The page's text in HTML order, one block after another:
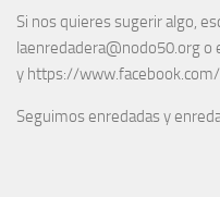
Si nos quieres sugerir algo,
laenredadera@nodo50.org o
y https://
Seguimos enredadas y